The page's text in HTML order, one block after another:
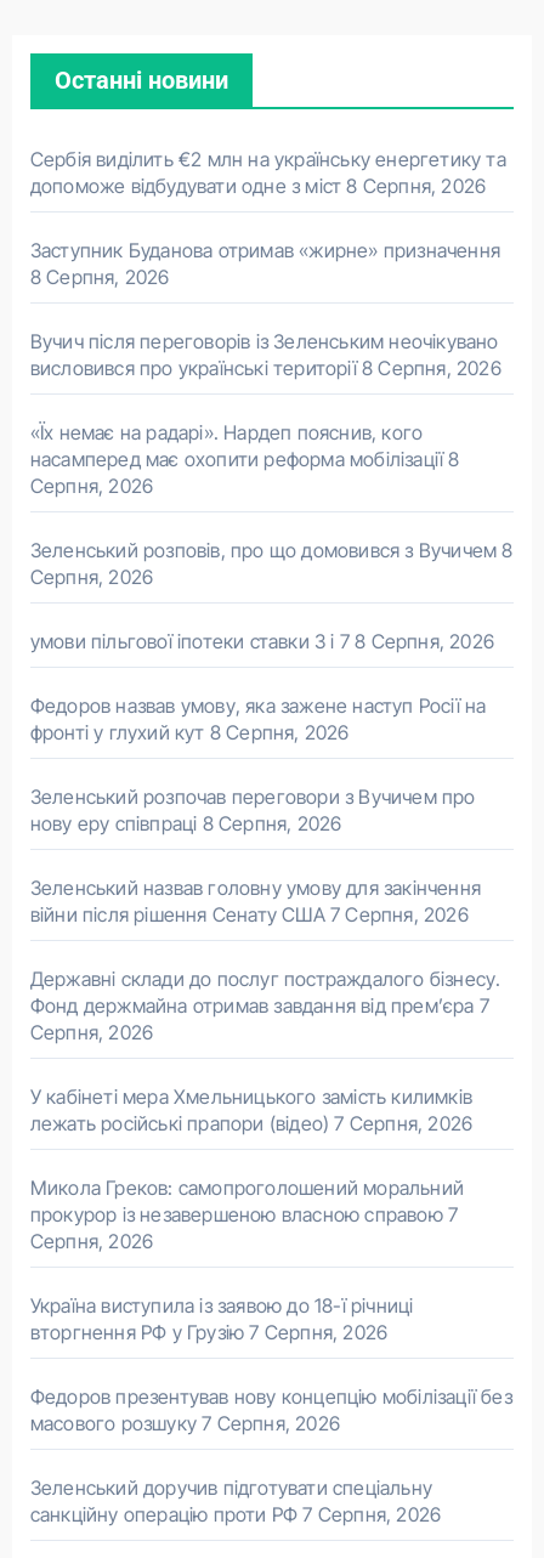
Останні новини
Сербія виділить €2 млн на українську енергетику та
допоможе відбудувати одне з міст 8 Серпня, 2026
Заступник Буданова отримав «жирне» призначення
8 Серпня, 2026
Вучич після переговорів із Зеленським неочікувано
висловився про українські території 8 Серпня, 2026
«Їх немає на радарі». Нардеп пояснив, кого
насамперед має охопити реформа мобілізації 8
Серпня, 2026
Зеленський розповів, про що домовився з Вучичем 8
Серпня, 2026
умови пільгової іпотеки ставки 3 і 7 8 Серпня, 2026
Федоров назвав умову, яка зажене наступ Росії на
фронті у глухий кут 8 Серпня, 2026
Зеленський розпочав переговори з Вучичем про
нову еру співпраці 8 Серпня, 2026
Зеленський назвав головну умову для закінчення
війни після рішення Сенату США 7 Серпня, 2026
Державні склади до послуг постраждалого бізнесу.
Фонд держмайна отримав завдання від прем’єра 7
Серпня, 2026
У кабінеті мера Хмельницького замість килимків
лежать російські прапори (відео) 7 Серпня, 2026
Микола Греков: самопроголошений моральний
прокурор із незавершеною власною справою 7
Серпня, 2026
Україна виступила із заявою до 18-ї річниці
вторгнення РФ у Грузію 7 Серпня, 2026
Федоров презентував нову концепцію мобілізації без
масового розшуку 7 Серпня, 2026
Зеленський доручив підготувати спеціальну
санкційну операцію проти РФ 7 Серпня, 2026